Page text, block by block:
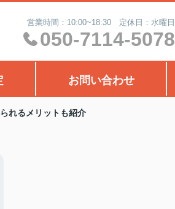
営業時間：10:00~18:30 定休日：水曜日
050-7114-5078
お問い合わせ
れるメリットも紹介